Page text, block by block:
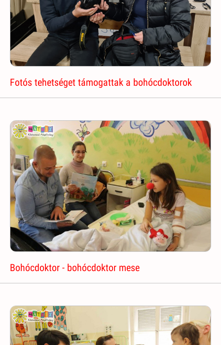
Fotós tehetséget támogattak a bohócdoktorok
Bohócdoktor - bohócdoktor mese